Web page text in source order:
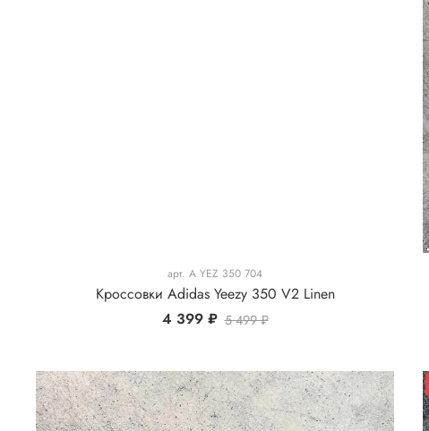
арт. A YEZ 350 704
Кроссовки Adidas Yeezy 350 V2 Linen
4 399 ₽ 5 499 ₽